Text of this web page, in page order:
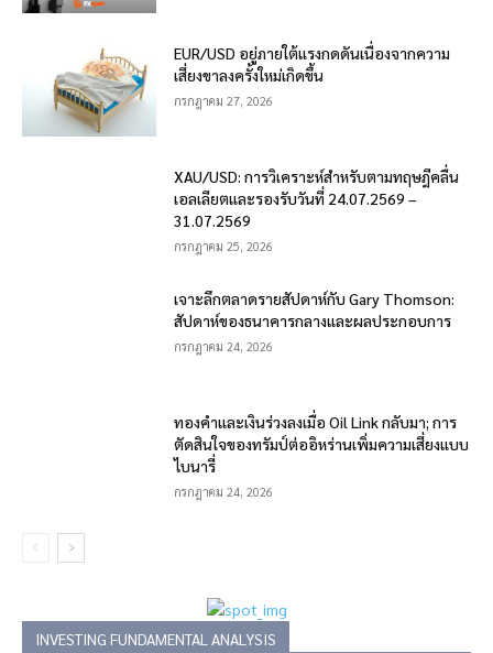
EUR/USD อยู่ภายใต้แรงกดดันเนื่องจากความ
เสี่ยงขาลงครั้งใหม่เกิดขึ้น
กรกฎาคม 27, 2026
XAU/USD: การวิเคราะห์สำหรับตามทฤษฎีคลื่น
เอลเลียตและรองรับวันที่ 24.07.2569 –
31.07.2569
กรกฎาคม 25, 2026
เจาะลึกตลาดรายสัปดาห์กับ Gary Thomson:
สัปดาห์ของธนาคารกลางและผลประกอบการ
กรกฎาคม 24, 2026
ทองคำและเงินร่วงลงเมื่อ Oil Link กลับมา; การ
ตัดสินใจของทรัมป์ต่ออิหร่านเพิ่มความเสี่ยงแบบ
ไบนารี่
กรกฎาคม 24, 2026
INVESTING FUNDAMENTAL ANALYSIS